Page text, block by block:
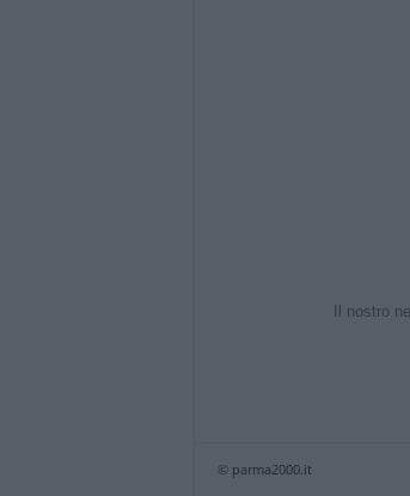
Il nostro
© parma2000.it